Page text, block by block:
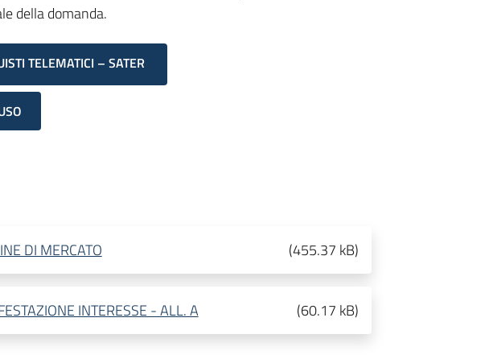
della domanda.
TELEMATICI – SATER
DI MERCATO (455.37 kB)
INTERESSE - ALL. A (60.17 kB)